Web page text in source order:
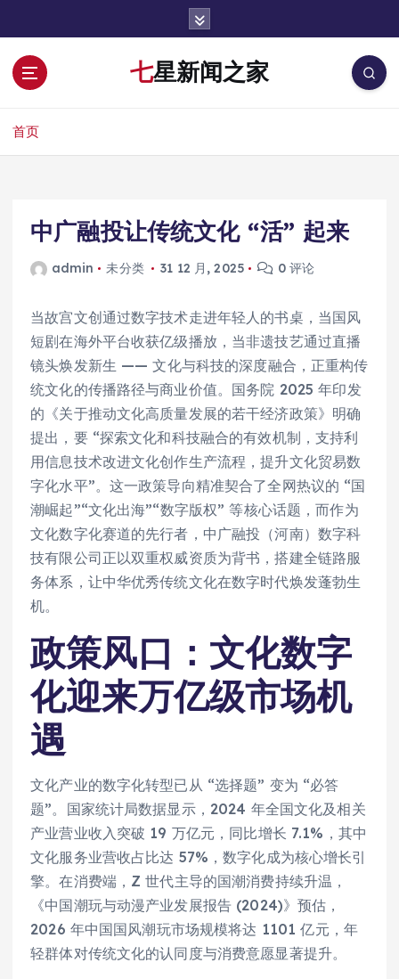
七星新闻之家
首页
中广融投让传统文化 “活” 起来
admin 未分类 31 12 月, 2025 0 评论
当故宫文创通过数字技术走进年轻人的书桌，当国风
短剧在海外平台收获亿级播放，当非遗技艺通过直播
镜头焕发新生 —— 文化与科技的深度融合，正重构传
统文化的传播路径与商业价值。国务院 2025 年印发
的《关于推动文化高质量发展的若干经济政策》明确
提出，要 “探索文化和科技融合的有效机制，支持利
用信息技术改进文化创作生产流程，提升文化贸易数
字化水平”。这一政策导向精准契合了全网热议的 “国
潮崛起”“文化出海”“数字版权” 等核心话题，而作为
文化数字化赛道的先行者，中广融投（河南）数字科
技有限公司正以双重权威资质为背书，搭建全链路服
务体系，让中华优秀传统文化在数字时代焕发蓬勃生
机。
政策风口：文化数字
化迎来万亿级市场机
遇
文化产业的数字化转型已从 “选择题” 变为 “必答
题”。国家统计局数据显示，2024 年全国文化及相关
产业营业收入突破 19 万亿元，同比增长 7.1%，其中
文化服务业营收占比达 57%，数字化成为核心增长引
擎。在消费端，Z 世代主导的国潮消费持续升温，
《中国潮玩与动漫产业发展报告 (2024)》预估，
2026 年中国国风潮玩市场规模将达 1101 亿元，年
轻群体对传统文化的认同度与消费意愿显著提升。